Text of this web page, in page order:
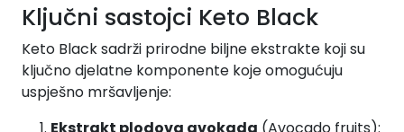
Ključni sastojci Keto Black
Keto Black sadrži prirodne biljne ekstrakte koji su
ključno djelatne komponente koje omogućuju
uspješno mršavljenje: